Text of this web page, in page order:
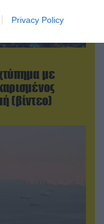
Privacy Policy
με
(βίντεο)